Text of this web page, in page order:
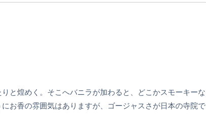
と煌めく。そこへバニラが加わると、どこかスモーキーな
お香の雰囲気はありますが、ゴージャスさが日本の寺院で